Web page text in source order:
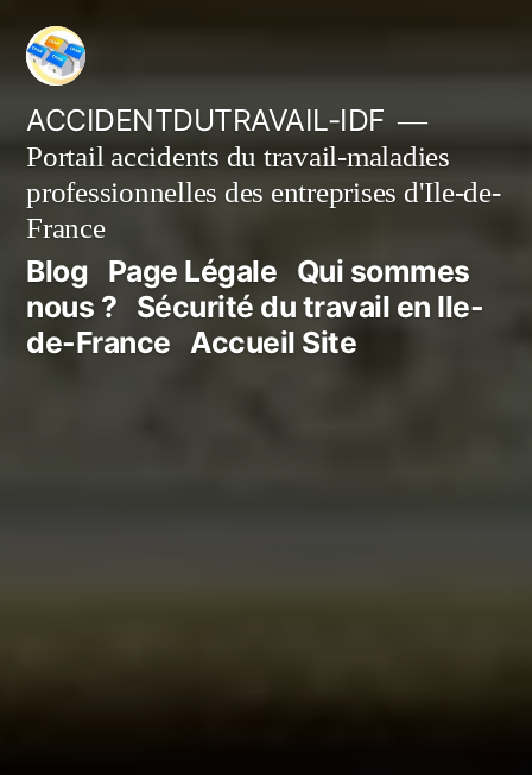
Aller
contenu
ACCIDENTDUTRAVAIL-IDF
Portail accidents du travail-maladies
professionnelles des entreprises d'Ile-de-
France
Blog Page Légale Qui sommes
nous ? Sécurité du travail en Ile-
de-France Accueil Site